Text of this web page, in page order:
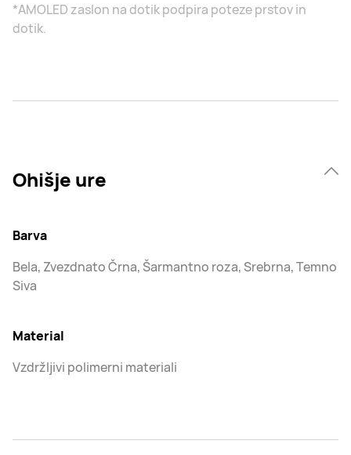
*AMOLED zaslon na dotik podpira poteze prstov in
dotik.
Ohišje ure
Barva
Bela, Zvezdnato Črna, Šarmantno roza, Srebrna, Temno
Siva
Material
Vzdržljivi polimerni materiali